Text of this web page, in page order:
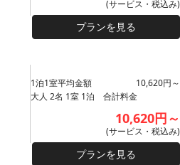
(サービス・税込み)
プランを見る
1泊1室平均金額
10,620円～
大人 2名 1室 1泊 合計料金
10,620円～
(サービス・税込み)
プランを見る